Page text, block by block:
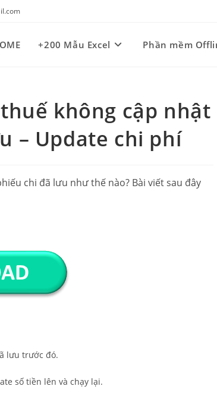
+200 Mẫu Excel Phần mềm
không cập nhật
– Update chi phí
chi đã lưu như thế nào? Bài viết sau đây
lưu trước đó.
số tiền lên và chạy lại.